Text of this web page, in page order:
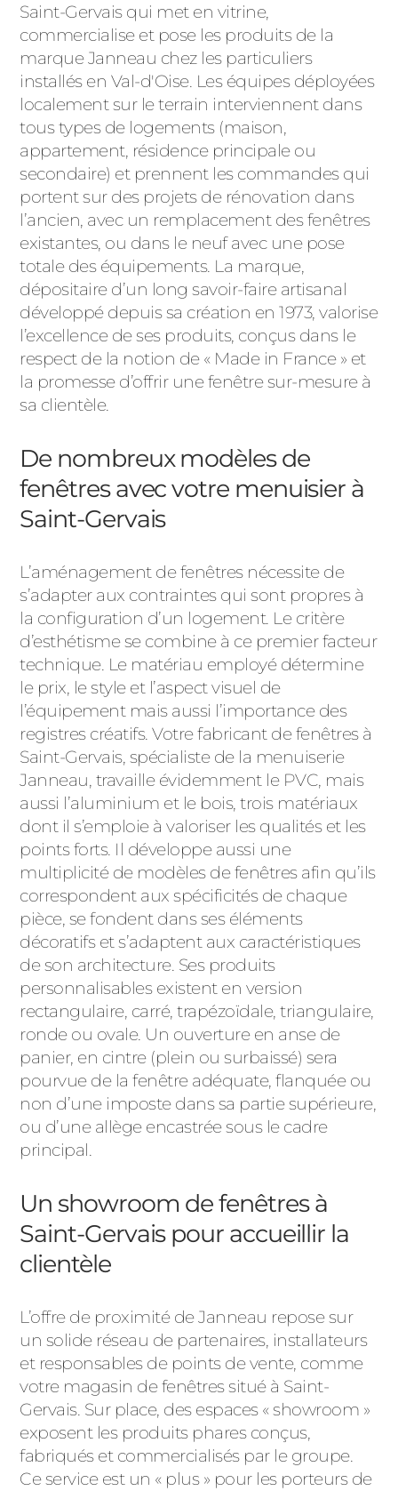
Saint-Gervais qui met en vitrine,
commercialise et pose les produits de la
marque Janneau chez les particuliers
installés en Val-d'Oise. Les équipes déployées
localement sur le terrain interviennent dans
tous types de logements (maison,
appartement, résidence principale ou
secondaire) et prennent les commandes qui
portent sur des projets de rénovation dans
l’ancien, avec un remplacement des fenêtres
existantes, ou dans le neuf avec une pose
totale des équipements. La marque,
dépositaire d’un long savoir-faire artisanal
développé depuis sa création en 1973, valorise
l’excellence de ses produits, conçus dans le
respect de la notion de « Made in France » et
la promesse d’offrir une fenêtre sur-mesure à
sa clientèle.
De nombreux modèles de
fenêtres avec votre menuisier à
Saint-Gervais
L’aménagement de fenêtres nécessite de
s’adapter aux contraintes qui sont propres à
la configuration d’un logement. Le critère
d’esthétisme se combine à ce premier facteur
technique. Le matériau employé détermine
le prix, le style et l’aspect visuel de
l’équipement mais aussi l’importance des
registres créatifs. Votre fabricant de fenêtres à
Saint-Gervais, spécialiste de la menuiserie
Janneau, travaille évidemment le PVC, mais
aussi l’aluminium et le bois, trois matériaux
dont il s’emploie à valoriser les qualités et les
points forts. Il développe aussi une
multiplicité de modèles de fenêtres afin qu’ils
correspondent aux spécificités de chaque
pièce, se fondent dans ses éléments
décoratifs et s’adaptent aux caractéristiques
de son architecture. Ses produits
personnalisables existent en version
rectangulaire, carré, trapézoïdale, triangulaire,
ronde ou ovale. Un ouverture en anse de
panier, en cintre (plein ou surbaissé) sera
pourvue de la fenêtre adéquate, flanquée ou
non d’une imposte dans sa partie supérieure,
ou d’une allège encastrée sous le cadre
principal.
Un showroom de fenêtres à
Saint-Gervais pour accueillir la
clientèle
L’offre de proximité de Janneau repose sur
un solide réseau de partenaires, installateurs
et responsables de points de vente, comme
votre magasin de fenêtres situé à Saint-
Gervais. Sur place, des espaces « showroom »
exposent les produits phares conçus,
fabriqués et commercialisés par le groupe.
Ce service est un « plus » pour les porteurs de